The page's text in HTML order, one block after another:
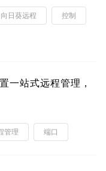
向日葵远程 控制
一站式远程管理，
管理 端口